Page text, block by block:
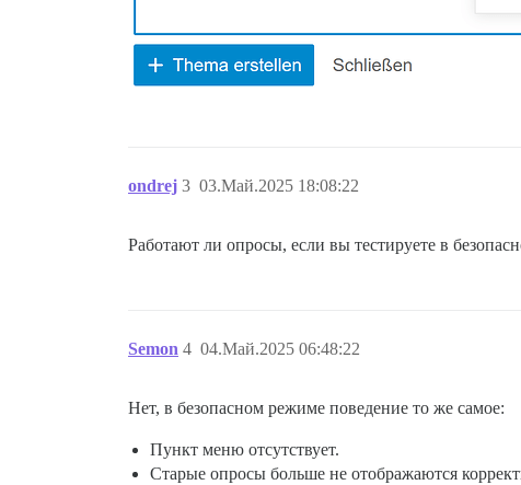
ondrej 03.Май.2025 18:08:22
3
Работают ли опросы, если вы тестируете в
Semon 04.Май.2025 06:48:22
4
Нет, в безопасном режиме поведение то же самое:
Пункт меню отсутствует.
Старые опросы больше не отображаются